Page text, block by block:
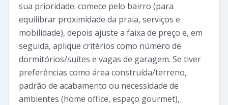
sua prioridade: comece pelo bairro (para
equilibrar proximidade da praia, serviços e
mobilidade), depois ajuste a faixa de preço e, em
seguida, aplique critérios como número de
dormitórios/suítes e vagas de garagem. Se tiver
preferências como área construída/terreno,
padrão de acabamento ou necessidade de
ambientes (home office, espaço gourmet),